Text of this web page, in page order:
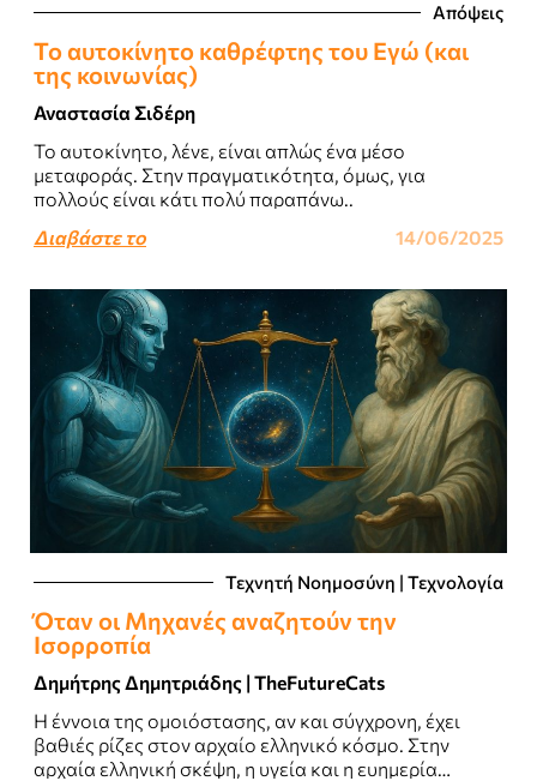
Απόψεις
Το αυτοκίνητο καθρέφτης του Eγώ (και
της κοινωνίας)
Αναστασία Σιδέρη
Το αυτοκίνητο, λένε, είναι απλώς ένα μέσο
μεταφοράς. Στην πραγματικότητα, όμως, για
πολλούς είναι κάτι πολύ παραπάνω..
Διαβάστε το
14/06/2025
Τεχνητή Νοημοσύνη | Τεχνολογία
Όταν οι Μηχανές αναζητούν την
Ισορροπία
Δημήτρης Δημητριάδης | TheFutureCats
Η έννοια της ομοιόστασης, αν και σύγχρονη, έχει
βαθιές ρίζες στον αρχαίο ελληνικό κόσμο. Στην
αρχαία ελληνική σκέψη, η υγεία και η ευημερία